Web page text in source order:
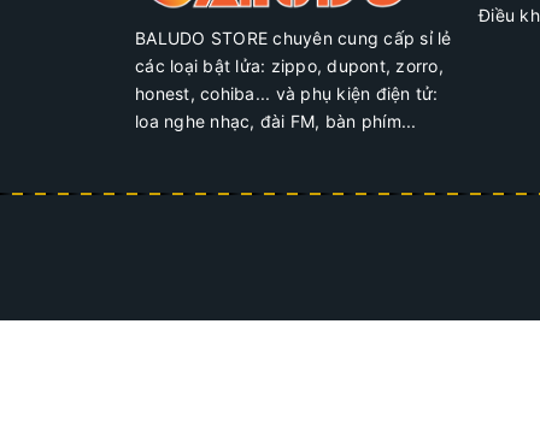
BALUDO STORE chuyên cung cấp sỉ lẻ
các loại bật lửa: zippo, dupont, zorro,
honest, cohiba... và phụ kiện điện tử:
loa nghe nhạc, đài FM, bàn phím...
Điều